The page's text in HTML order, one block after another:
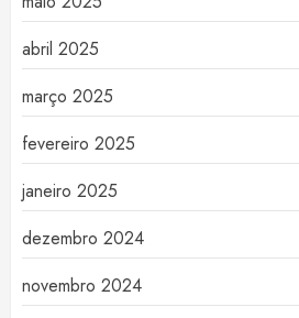
abril 2025
março 2025
fevereiro 2025
janeiro 2025
dezembro 2024
novembro 2024